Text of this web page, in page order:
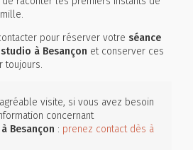
pour réserver votre séance
à Besançon et conserver ces
toujours.
visite, si vous avez besoin
concernant
à Besançon : prenez contact dès à